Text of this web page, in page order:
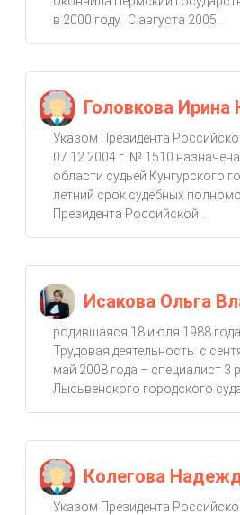
в 2000 году. С августа 2005...
Головкова Ирина
Указом Президента
07.12.2004 г. № 1510
области судьей Кунгурского
летний срок судебных
Президента Российской...
Исакова Ольга
родившаяся 18 июля 1988 года
Трудовая деятельность: с
май 2008 года – специалист 3
Лысьвенского городского
Колегова
Указом Президента